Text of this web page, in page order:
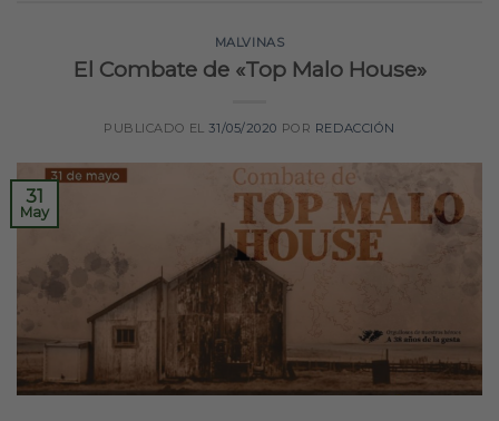
MALVINAS
El Combate de «Top Malo House»
PUBLICADO EL 31/05/2020 POR REDACCIÓN
31
May